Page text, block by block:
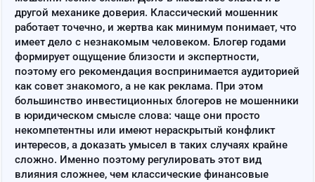
другой механике доверия. Классический мошенник
работает точечно, и жертва как минимум понимает, что
имеет дело с незнакомым человеком. Блогер годами
формирует ощущение близости и экспертности,
поэтому его рекомендация воспринимается аудиторией
как совет знакомого, а не как реклама. При этом
большинство инвестиционных блогеров не мошенники
в юридическом смысле слова: чаще они просто
некомпетентны или имеют нераскрытый конфликт
интересов, а доказать умысел в таких случаях крайне
сложно. Именно поэтому регулировать этот вид
влияния сложнее, чем классические финансовые